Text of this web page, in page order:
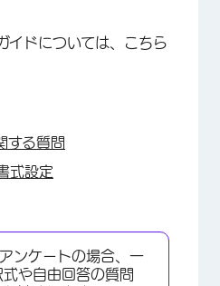
イドについては、こちら
する質問
式設定
ンケートの場合、一
や自由回答の質問